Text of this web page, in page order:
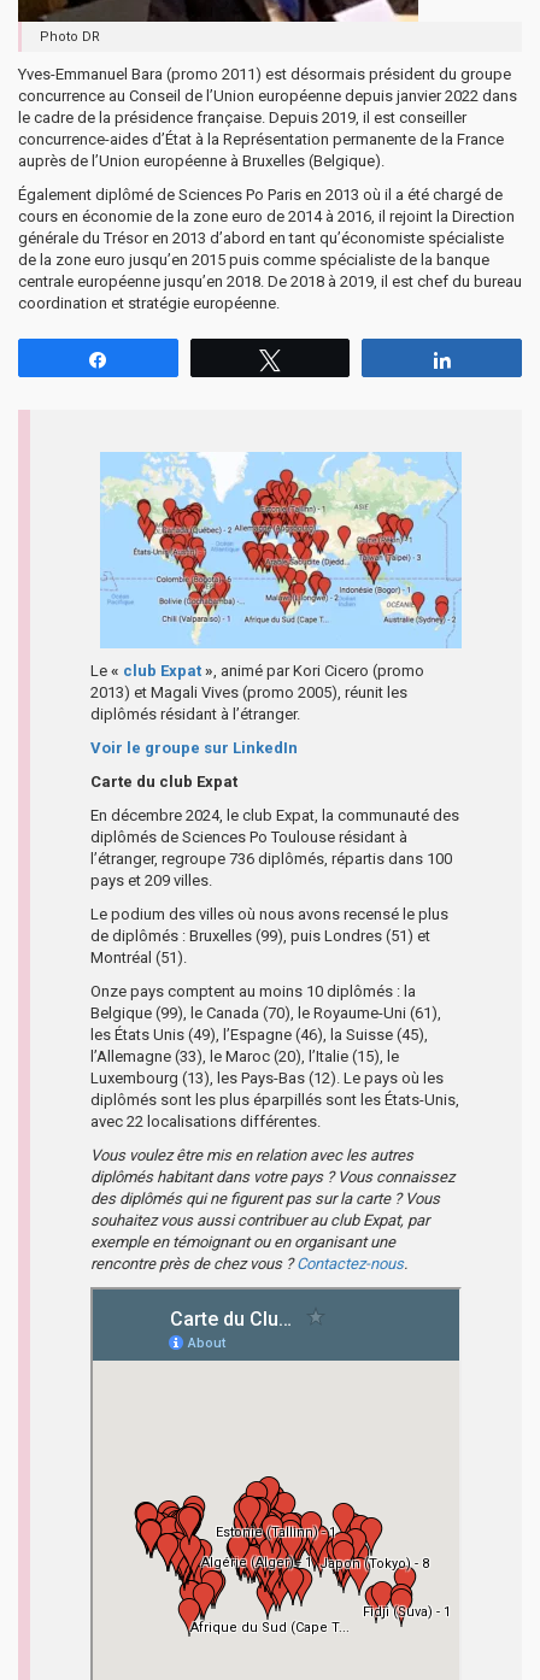
Photo DR
Yves-Emmanuel Bara (promo 2011) est désormais président du groupe
concurrence au Conseil de l’Union européenne depuis janvier 2022 dans
le cadre de la présidence française. Depuis 2019, il est conseiller
concurrence-aides d’État à la Représentation permanente de la France
auprès de l’Union européenne à Bruxelles (Belgique).
Également diplômé de Sciences Po Paris en 2013 où il a été chargé de
cours en économie de la zone euro de 2014 à 2016, il rejoint la Direction
générale du Trésor en 2013 d’abord en tant qu’économiste spécialiste
de la zone euro jusqu’en 2015 puis comme spécialiste de la banque
centrale européenne jusqu’en 2018. De 2018 à 2019, il est chef du bureau
coordination et stratégie européenne.
Le « club Expat » , animé par Kori Cicero (promo
2013) et Magali Vives (promo 2005), réunit les
diplômés résidant à l’étranger.
Voir le groupe sur LinkedIn
Carte du club Expat
En décembre 2024, le club Expat, la communauté des
diplômés de Sciences Po Toulouse résidant à
l’étranger, regroupe 736 diplômés, répartis dans 100
pays et 209 villes.
Le podium des villes où nous avons recensé le plus
de diplômés : Bruxelles (99), puis Londres (51) et
Montréal (51).
Onze pays comptent au moins 10 diplômés : la
Belgique (99), le Canada (70), le Royaume-Uni (61),
les États Unis (49), l’Espagne (46), la Suisse (45),
l’Allemagne (33), le Maroc (20), l’Italie (15), le
Luxembourg (13), les Pays-Bas (12). Le pays où les
diplômés sont les plus éparpillés sont les États-Unis,
avec 22 localisations différentes.
Vous voulez être mis en relation avec les autres
diplômés habitant dans votre pays ? Vous connaissez
des diplômés qui ne figurent pas sur la carte ? Vous
souhaitez vous aussi contribuer au club Expat, par
exemple en témoignant ou en organisant une
rencontre près de chez vous ?Contactez-nous.